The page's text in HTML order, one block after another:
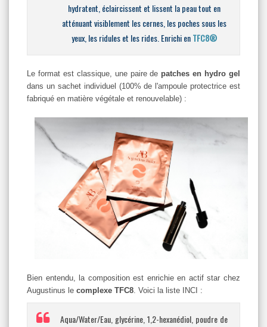
hydratent, éclaircissent et lissent la peau tout en
atténuant visiblement les cernes, les poches sous les
yeux, les ridules et les rides. Enrichi enTFC8®
Le format est classique, une paire de patches en hydro gel
dans un sachet individuel (100% de l'ampoule protectrice est
fabriqué en matière végétale et renouvelable) :
Bien entendu, la composition est enrichie en actif star chez
Augustinus le complexe TFC8. Voici la liste INCI :
Aqua/Water/Eau, glycérine, 1,2-hexanédiol, poudre de